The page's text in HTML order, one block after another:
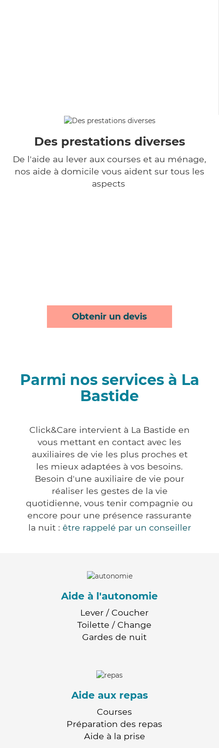
Des prestations diverses
De l'aide au lever aux courses et au ménage,
nos aide à domicile vous aident sur tous les
aspects
Obtenir un devis
Parmi nos services à La
Bastide
Click&Care intervient à La Bastide en
vous mettant en contact avec les
auxiliaires de vie les plus proches et
les mieux adaptées à vos besoins.
Besoin d'une auxiliaire de vie pour
réaliser les gestes de la vie
quotidienne, vous tenir compagnie ou
encore pour une présence rassurante
la nuit : être rappelé par un conseiller
Aide à l'autonomie
Lever / Coucher
Toilette / Change
Gardes de nuit
Aide aux repas
Courses
Préparation des repas
Aide à la prise